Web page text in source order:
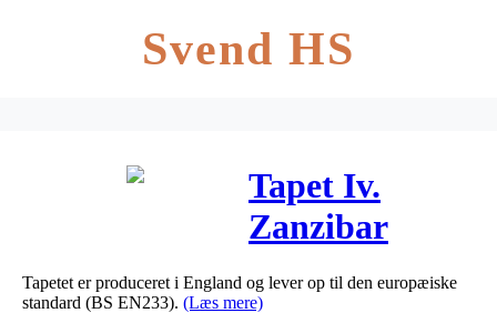
Svend HS
Tapet Iv.
Zanzibar
111990
Tapetet er produceret i England og lever op til den europæiske
standard (BS EN233). (Læs mere)